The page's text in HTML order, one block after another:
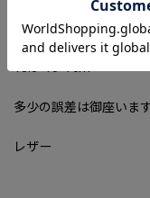
【カラー】2カラー
【サイズ】
多少の誤差は御座います
レザー